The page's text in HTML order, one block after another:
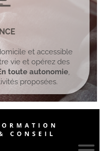
et accessible
vie et opérez des
toute autonomie,
proposées.